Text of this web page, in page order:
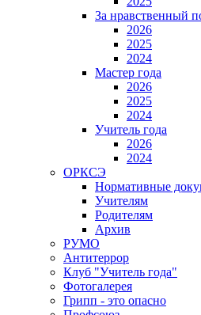
За нравственный
2026
2025
2024
Мастер года
2026
2025
2024
Учитель года
2026
2024
ОРКСЭ
Нормативные
Учителям
Родителям
Архив
РУМО
Антитеррор
Клуб "Учитель года"
Фотогалерея
Грипп - это опасно